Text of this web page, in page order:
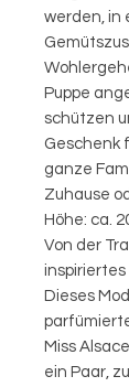
werden, in
Puppe
schützen
Geschenk
ganze
Zuhause
Höhe: ca.
Von der
inspiriertes
Dieses
Miss
ein Paar,